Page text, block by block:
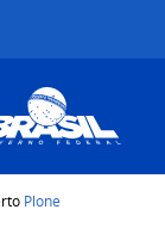
Plone